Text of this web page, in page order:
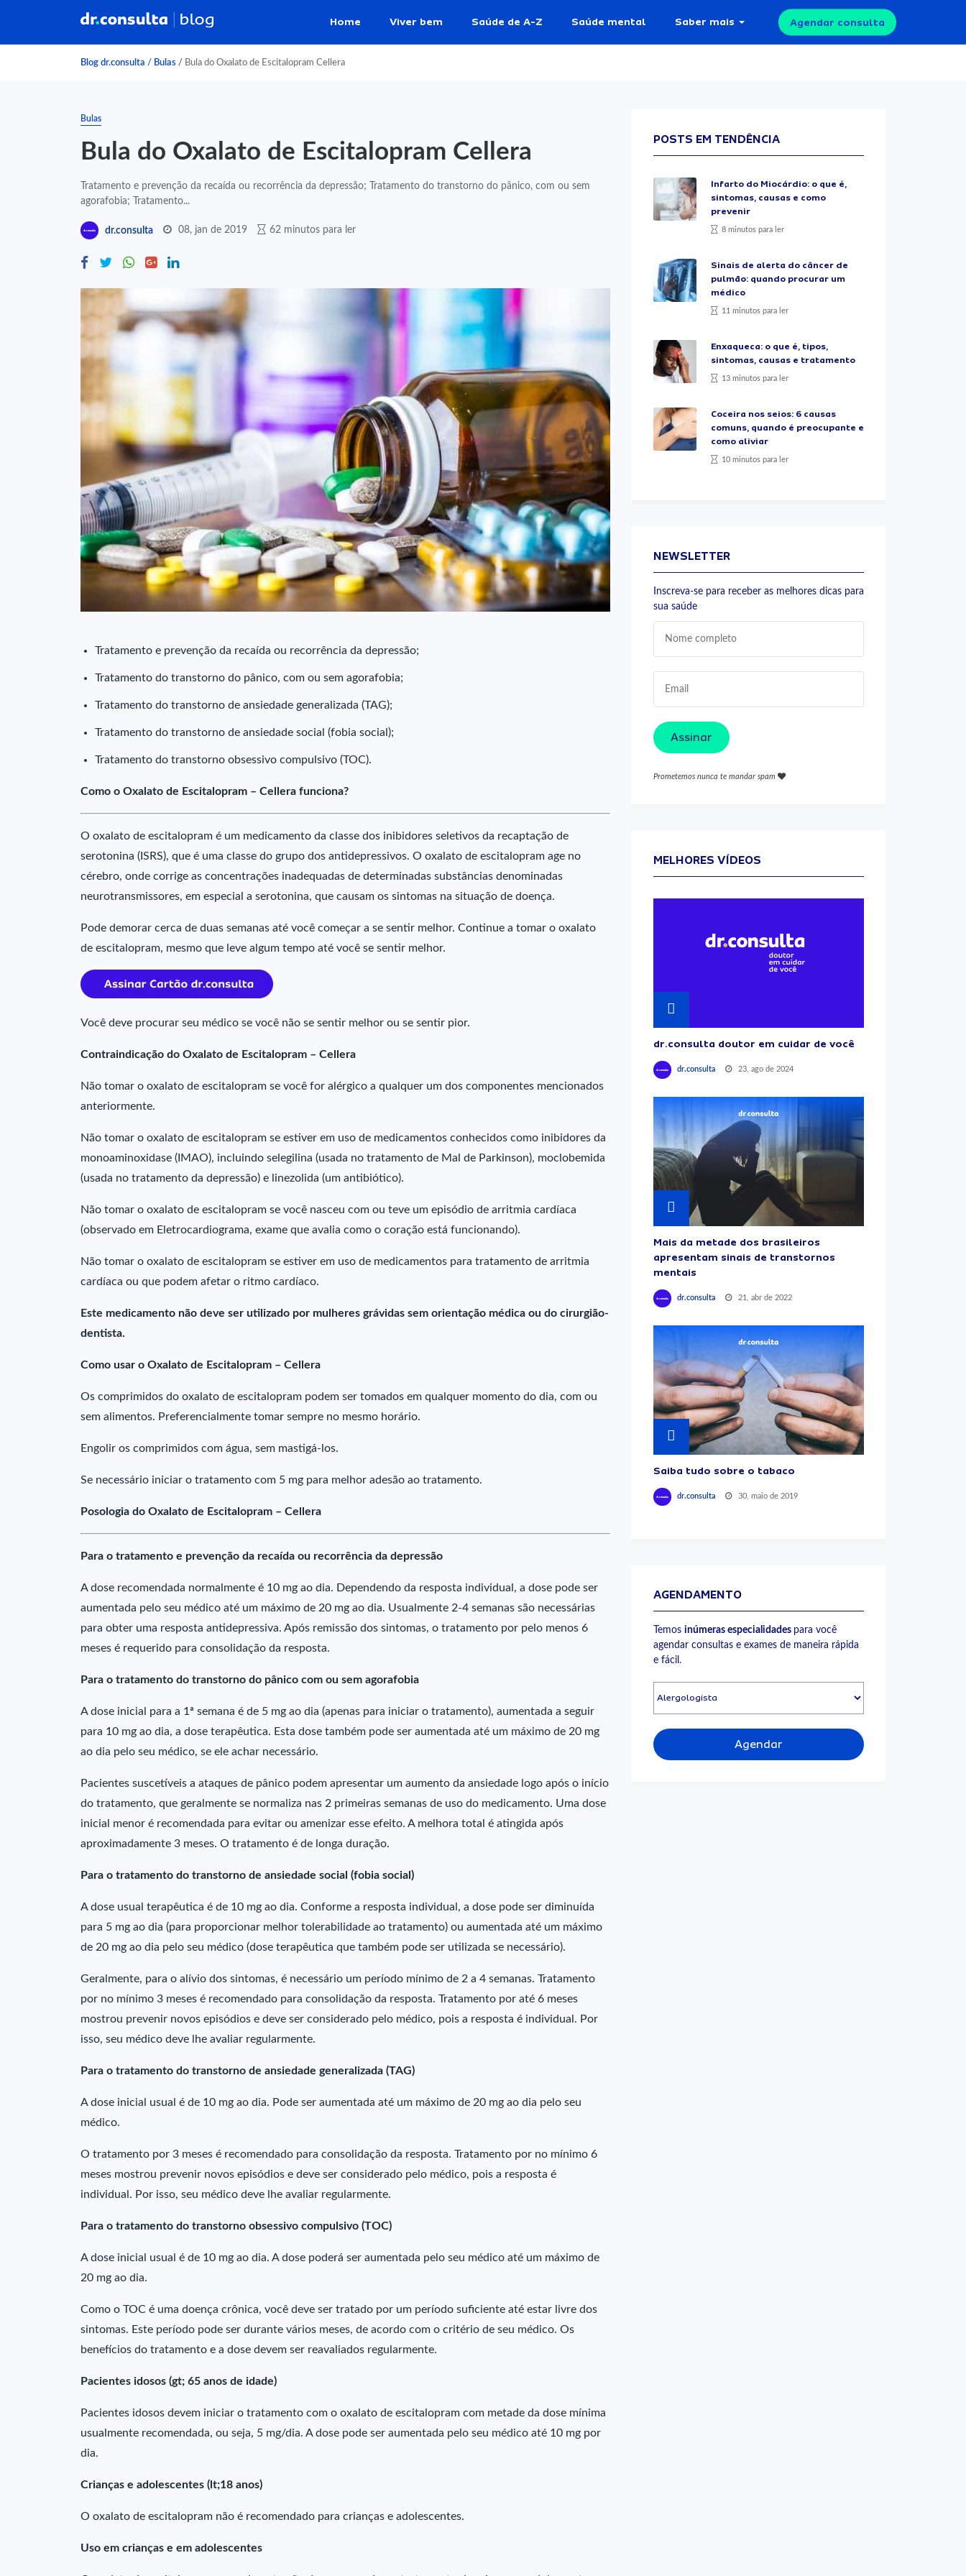
Home Viver bem Saúde de A-Z Saúde mental Saber mais Agendar consulta
Blog dr.consulta / Bulas / Bula do Oxalato de Escitalopram Cellera
Bulas
Bula do Oxalato de Escitalopram Cellera
Tratamento e prevenção da recaída ou recorrência da depressão; Tratamento do transtorno do pânico, com ou sem
agorafobia; Tratamento...
dr.consulta 08, jan de 2019 62 minutos para ler
Tratamento e prevenção da recaída ou recorrência da depressão;
Tratamento do transtorno do pânico, com ou sem agorafobia;
Tratamento do transtorno de ansiedade generalizada (TAG);
Tratamento do transtorno de ansiedade social (fobia social);
Tratamento do transtorno obsessivo compulsivo (TOC).
Como o Oxalato de Escitalopram – Cellera funciona?
O oxalato de escitalopram é um medicamento da classe dos inibidores seletivos da recaptação de
serotonina (ISRS), que é uma classe do grupo dos antidepressivos. O oxalato de escitalopram age no
cérebro, onde corrige as concentrações inadequadas de determinadas substâncias denominadas
neurotransmissores, em especial a serotonina, que causam os sintomas na situação de doença.
Pode demorar cerca de duas semanas até você começar a se sentir melhor. Continue a tomar o oxalato
de escitalopram, mesmo que leve algum tempo até você se sentir melhor.
Você deve procurar seu médico se você não se sentir melhor ou se sentir pior.
Contraindicação do Oxalato de Escitalopram – Cellera
Não tomar o oxalato de escitalopram se você for alérgico a qualquer um dos componentes mencionados
anteriormente.
Não tomar o oxalato de escitalopram se estiver em uso de medicamentos conhecidos como inibidores da
monoaminoxidase (IMAO), incluindo selegilina (usada no tratamento de Mal de Parkinson), moclobemida
(usada no tratamento da depressão) e linezolida (um antibiótico).
Não tomar o oxalato de escitalopram se você nasceu com ou teve um episódio de arritmia cardíaca
(observado em Eletrocardiograma, exame que avalia como o coração está funcionando).
Não tomar o oxalato de escitalopram se estiver em uso de medicamentos para tratamento de arritmia
cardíaca ou que podem afetar o ritmo cardíaco.
Este medicamento não deve ser utilizado por mulheres grávidas sem orientação médica ou do cirurgião-
dentista.
Como usar o Oxalato de Escitalopram – Cellera
Os comprimidos do oxalato de escitalopram podem ser tomados em qualquer momento do dia, com ou
sem alimentos. Preferencialmente tomar sempre no mesmo horário.
Engolir os comprimidos com água, sem mastigá-los.
Se necessário iniciar o tratamento com 5 mg para melhor adesão ao tratamento.
Posologia do Oxalato de Escitalopram – Cellera
Para o tratamento e prevenção da recaída ou recorrência da depressão
A dose recomendada normalmente é 10 mg ao dia. Dependendo da resposta individual, a dose pode ser
aumentada pelo seu médico até um máximo de 20 mg ao dia. Usualmente 2-4 semanas são necessárias
para obter uma resposta antidepressiva. Após remissão dos sintomas, o tratamento por pelo menos 6
meses é requerido para consolidação da resposta.
Para o tratamento do transtorno do pânico com ou sem agorafobia
A dose inicial para a 1ª semana é de 5 mg ao dia (apenas para iniciar o tratamento), aumentada a seguir
para 10 mg ao dia, a dose terapêutica. Esta dose também pode ser aumentada até um máximo de 20 mg
ao dia pelo seu médico, se ele achar necessário.
Pacientes suscetíveis a ataques de pânico podem apresentar um aumento da ansiedade logo após o início
do tratamento, que geralmente se normaliza nas 2 primeiras semanas de uso do medicamento. Uma dose
inicial menor é recomendada para evitar ou amenizar esse efeito. A melhora total é atingida após
aproximadamente 3 meses. O tratamento é de longa duração.
Para o tratamento do transtorno de ansiedade social (fobia social)
A dose usual terapêutica é de 10 mg ao dia. Conforme a resposta individual, a dose pode ser diminuída
para 5 mg ao dia (para proporcionar melhor tolerabilidade ao tratamento) ou aumentada até um máximo
de 20 mg ao dia pelo seu médico (dose terapêutica que também pode ser utilizada se necessário).
Geralmente, para o alívio dos sintomas, é necessário um período mínimo de 2 a 4 semanas. Tratamento
por no mínimo 3 meses é recomendado para consolidação da resposta. Tratamento por até 6 meses
mostrou prevenir novos episódios e deve ser considerado pelo médico, pois a resposta é individual. Por
isso, seu médico deve lhe avaliar regularmente.
Para o tratamento do transtorno de ansiedade generalizada (TAG)
A dose inicial usual é de 10 mg ao dia. Pode ser aumentada até um máximo de 20 mg ao dia pelo seu
médico.
O tratamento por 3 meses é recomendado para consolidação da resposta. Tratamento por no mínimo 6
meses mostrou prevenir novos episódios e deve ser considerado pelo médico, pois a resposta é
individual. Por isso, seu médico deve lhe avaliar regularmente.
Para o tratamento do transtorno obsessivo compulsivo (TOC)
A dose inicial usual é de 10 mg ao dia. A dose poderá ser aumentada pelo seu médico até um máximo de
20 mg ao dia.
Como o TOC é uma doença crônica, você deve ser tratado por um período suficiente até estar livre dos
sintomas. Este período pode ser durante vários meses, de acordo com o critério de seu médico. Os
benefícios do tratamento e a dose devem ser reavaliados regularmente.
Pacientes idosos (gt; 65 anos de idade)
Pacientes idosos devem iniciar o tratamento com o oxalato de escitalopram com metade da dose mínima
usualmente recomendada, ou seja, 5 mg/dia. A dose pode ser aumentada pelo seu médico até 10 mg por
dia.
Crianças e adolescentes (lt;18 anos)
O oxalato de escitalopram não é recomendado para crianças e adolescentes.
Uso em crianças e em adolescentes
POSTS EM TENDÊNCIA
Infarto do Miocárdio: o que é,
sintomas, causas e como
prevenir
8 minutos para ler
Sinais de alerta do câncer de
pulmão: quando procurar um
médico
11 minutos para ler
Enxaqueca: o que é, tipos,
sintomas, causas e tratamento
13 minutos para ler
Coceira nos seios: 6 causas
comuns, quando é preocupante e
como aliviar
10 minutos para ler
NEWSLETTER
Inscreva-se para receber as melhores dicas para
sua saúde
Assinar
Prometemos nunca te mandar spam
MELHORES VÍDEOS
dr.consulta doutor em cuidar de você
dr.consulta 23, ago de 2024
Mais da metade dos brasileiros
apresentam sinais de transtornos
mentais
dr.consulta 21, abr de 2022
Saiba tudo sobre o tabaco
dr.consulta 30, maio de 2019
AGENDAMENTO
Temos inúmeras especialidades para você
agendar consultas e exames de maneira rápida
e fácil.
Agendar